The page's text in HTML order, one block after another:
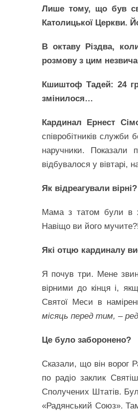
Лише тому, що був
Католицької Церкви.
В октаву Різдва,
розмову з цим
Кшиштоф Тадей: 24
змінилося…
Кардинал Ернест
співробітників
наручники. Показали
відбувалося у вівтарі,
Як відреагували вірні?
Мама з татом були в
Навіщо ви його
Які отцю кардиналу
Я почув три. Мене
вірними до кінця і,
Святої Меси в
місяць перед тим, –
Це було заборонено?
Сказали, що він ворог
по радіо заклик
Сполучених Штатів.
«Радянський Союз».